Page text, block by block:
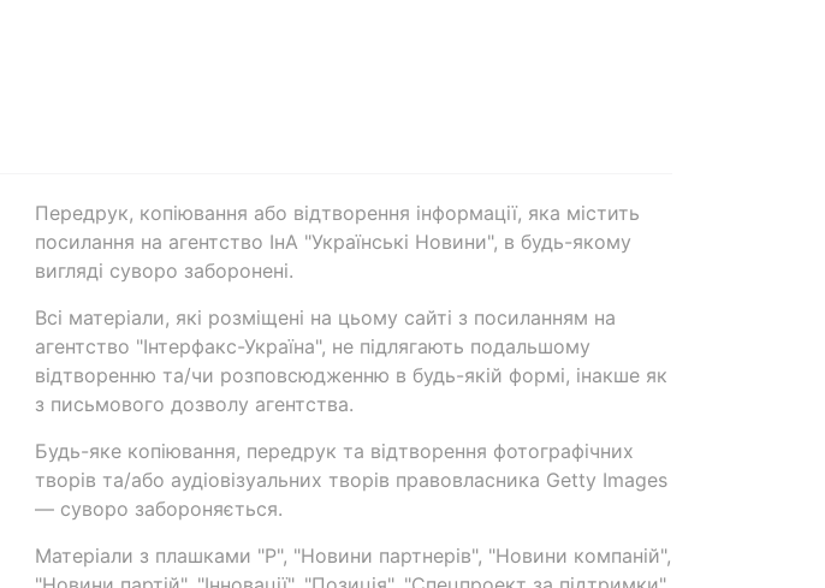
Передрук, копіювання або відтворення інформації, яка містить
посилання на агентство ІнА "Українські Новини", в будь-якому
вигляді суворо заборонені.
Всі матеріали, які розміщені на цьому сайті з посиланням на
агентство "Інтерфакс-Україна", не підлягають подальшому
відтворенню та/чи розповсюдженню в будь-якій формі, інакше як
з письмового дозволу агентства.
Будь-яке копіювання, передрук та відтворення фотографічних
творів та/або аудіовізуальних творів правовласника Getty Images
— суворо забороняється.
Матеріали з плашками "Р", "Новини партнерів", "Новини компаній",